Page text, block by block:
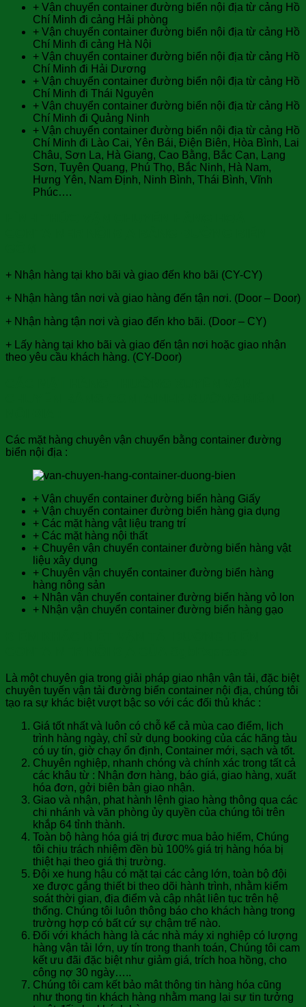
+ Vận chuyển container đường biển nội địa từ cảng Hồ
Chí Minh đi cảng Hải phòng
+ Vận chuyển container đường biển nội địa từ cảng Hồ
Chí Minh đi cảng Hà Nội
+ Vận chuyển container đường biển nội địa từ cảng Hồ
Chí Minh đi Hải Dương
+ Vận chuyển container đường biển nội địa từ cảng Hồ
Chí Minh đi Thái Nguyên
+ Vận chuyển container đường biển nội địa từ cảng Hồ
Chí Minh đi Quảng Ninh
+ Vận chuyển container đường biển nội địa từ cảng Hồ
Chí Minh đi Lào Cai, Yên Bái, Điện Biên, Hòa Bình, Lai
Châu, Sơn La, Hà Giang, Cao Bằng, Bắc Cạn, Lạng
Sơn, Tuyên Quang, Phú Thọ, Bắc Ninh, Hà Nam,
Hưng Yên, Nam Định, Ninh Bình, Thái Bình, Vĩnh
Phúc….
+ Nhận hàng tại kho bãi và giao đến kho bãi (CY-CY)
+ Nhận hàng tân nơi và giao hàng đến tận nơi. (Door – Door)
+ Nhận hàng tận nơi và giao đến kho bãi. (Door – CY)
+ Lấy hàng tại kho bãi và giao đến tận nơi hoặc giao nhận
theo yêu cầu khách hàng. (CY-Door)
Các mặt hàng chuyên vận chuyển bằng container đường
biển nội địa :
+ Vận chuyển container đường biển hàng Giấy
+ Vận chuyển container đường biển hàng gia dụng
+ Các mặt hàng vật liệu trang trí
+ Các mặt hàng nội thất
+ Chuyên vận chuyển container đường biển hàng vật
liệu xây dụng
+ Chuyên vận chuyển container đường biển hàng
hàng nông sản
+ Nhận vận chuyển container đường biển hàng vỏ lon
+ Nhận vận chuyển container đường biển hàng gạo
Là một chuyên gia trong giải pháp giao nhận vận tải, đặc biệt
chuyên tuyến vận tải đường biển container nội địa, chúng tôi
tạo ra sự khác biệt vượt bậc so với các đối thủ khác :
Giá tốt nhất và luôn có chỗ kể cả mùa cao điểm, lịch
trình hàng ngày, chỉ sử dụng booking của các hãng tàu
có uy tín, giờ chạy ổn định, Container mới, sạch và tốt.
Chuyên nghiệp, nhanh chóng và chính xác trong tất cả
các khâu từ : Nhận đơn hàng, báo giá, giao hàng, xuất
hóa đơn, gởi biên bản giao nhận.
Giao và nhận, phat hành lệnh giao hàng thông qua các
chi nhánh và văn phòng ủy quyền của chúng tôi trên
khắp 64 tỉnh thành.
Toàn bộ hàng hóa giá trị đươc mua bảo hiểm, Chúng
tôi chịu trách nhiệm đền bù 100% giá trị hàng hóa bị
thiệt hại theo giá thị trường.
Đội xe hung hậu có mặt tại các cảng lớn, toàn bộ đội
xe được gắng thiết bi theo dõi hành trình, nhằm kiểm
soát thời gian, địa điểm và cập nhật liên tục trên hệ
thống. Chúng tôi luôn thông báo cho khách hàng trong
trường hợp có bất cứ sự chậm trể nào.
Đối với khách hàng là các nhà máy xi nghiệp có lượng
hàng vận tải lớn, uy tín trong thanh toán, Chúng tôi cam
kết ưu đãi đặc biệt như giảm giá, trích hoa hồng, cho
công nợ 30 ngày…..
Chúng tôi cam kết bảo mât thông tin hàng hóa cũng
như thong tin khách hàng nhằm mang lại sự tin tưởng